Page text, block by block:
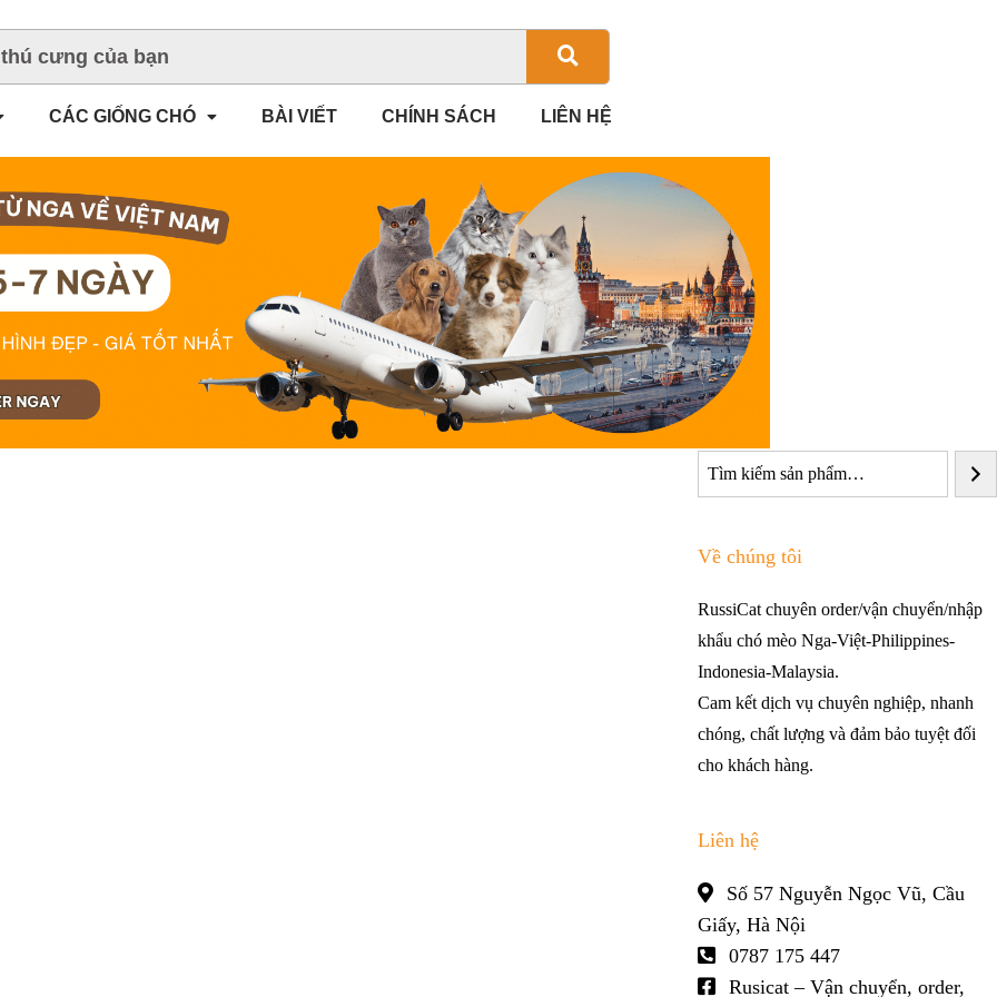
CÁC GIỐNG CHÓ BÀI VIẾT CHÍNH SÁCH LIÊN HỆ
Về chúng tôi
RussiCat chuyên order/vận chuyển/nhập
khẩu chó mèo Nga-Việt-Philippines-
Indonesia-Malaysia.
Cam kết dịch vụ chuyên nghiệp, nhanh
chóng, chất lượng và đảm bảo tuyệt đối
cho khách hàng.
Liên hệ
Số 57 Nguyễn Ngọc Vũ, Cầu
Giấy, Hà Nội
0787 175 447
Rusicat – Vận chuyển, order,